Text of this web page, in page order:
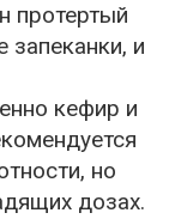
протертый
и
кефир и
но
дозах.